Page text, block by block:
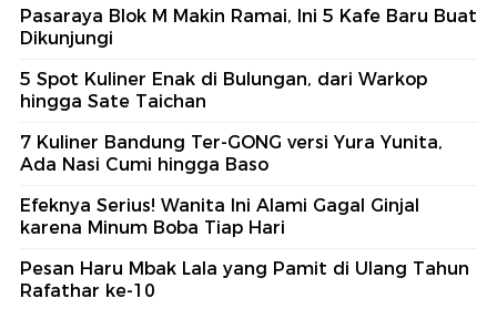
Pasaraya Blok M Makin Ramai, Ini 5 Kafe Baru Buat
Dikunjungi
5 Spot Kuliner Enak di Bulungan, dari Warkop
hingga Sate Taichan
7 Kuliner Bandung Ter-GONG versi Yura Yunita,
Ada Nasi Cumi hingga Baso
Efeknya Serius! Wanita Ini Alami Gagal Ginjal
karena Minum Boba Tiap Hari
Pesan Haru Mbak Lala yang Pamit di Ulang Tahun
Rafathar ke-10